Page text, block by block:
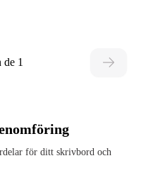
de 1
för ditt skrivbord och